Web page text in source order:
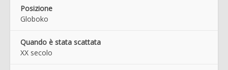
Posizione
Globoko
Quando è stata scattata
XX secolo